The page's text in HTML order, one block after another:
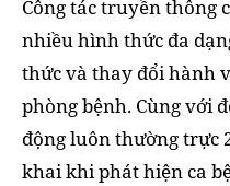
Công tác truyền thông
nhiều hình thức đa
thức và thay đổi hành
phòng bệnh. Cùng với
động luôn thường trực
khai khi phát hiện ca